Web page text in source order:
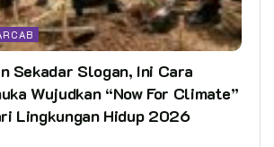
Sekadar Slogan, Ini Cara
Wujudkan “Now For Climate”
Lingkungan Hidup 2026